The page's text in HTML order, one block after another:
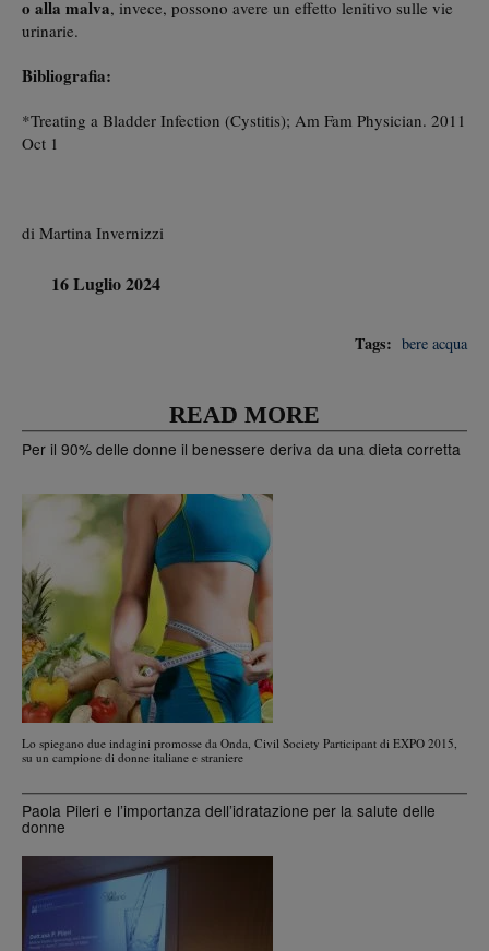
o alla malva, invece, possono avere un effetto lenitivo sulle vie
urinarie.
Bibliografia:
*Treating a Bladder Infection (Cystitis); Am Fam Physician. 2011
Oct 1
di Martina Invernizzi
16 Luglio 2024
Tags: bere acqua
READ MORE
Per il 90% delle donne il benessere deriva da una dieta corretta
Lo spiegano due indagini promosse da Onda, Civil Society Participant di EXPO 2015,
su un campione di donne italiane e straniere
Paola Pileri e l’importanza dell’idratazione per la salute delle
donne